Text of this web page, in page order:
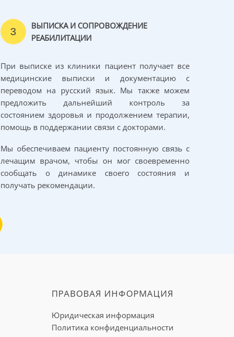
полное
для
с
и
и
3
ВЫПИСКА И СОПРОВОЖДЕНИЕ
РЕАБИЛИТАЦИИ
При выписке из клиники пациент получает все
медицинские выписки и документацию с
переводом на русский язык. Мы также можем
предложить дальнейший контроль за
состоянием здоровья и продолжением терапии,
помощь в поддержании связи с докторами.
Мы обеспечиваем пациенту постоянную связь с
лечащим врачом, чтобы он мог своевременно
сообщать о динамике своего состояния и
получать рекомендации.
ПРАВОВАЯ ИНФОРМАЦИЯ
Юридическая информация
Политика конфиденциальности